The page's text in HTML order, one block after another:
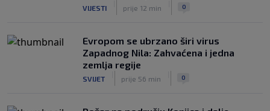
VIJESTI prije 12 min 0
Evropom se ubrzano širi virus
Zapadnog Nila: Zahvaćena i jedna
zemlja regije
SVIJET prije 56 min 0